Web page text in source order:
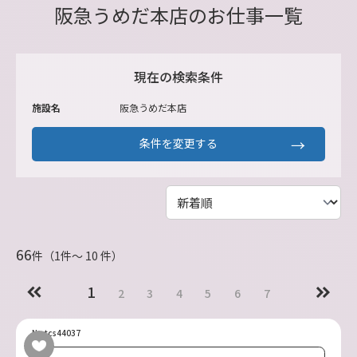
阪急うめだ本店のお仕事一覧
現在の検索条件
施設名 阪急うめだ本店
条件を変更する
66件（1件〜 10 件）
1 2 3 4 5 6 7
No.tcs44037